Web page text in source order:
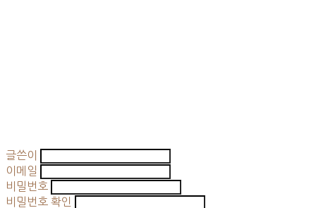
글쓴이
이메일
비밀번호
비밀번호 확인